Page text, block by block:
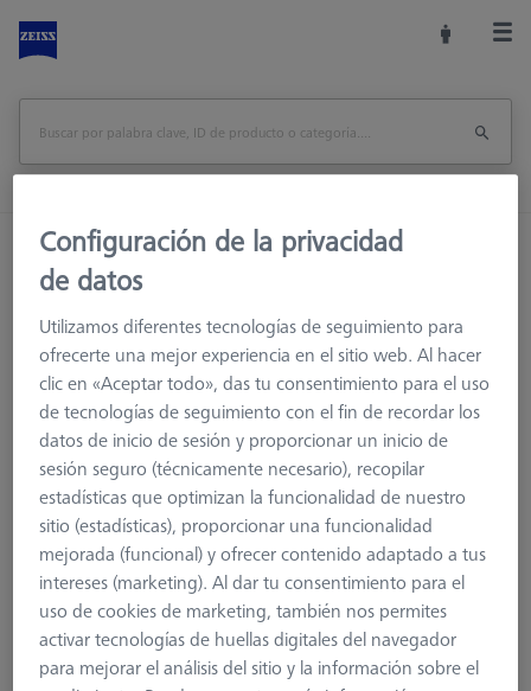
Inicio
Accesorios de la máquina
Accesorios para máquinas de medición
Racks de Sensores
Nivel adicional para MSR X=900
Imprimir página
visión de conjunto
Configuración de la privacidad
de datos
Utilizamos diferentes tecnologías de seguimiento para
ofrecerte una mejor experiencia en el sitio web. Al hacer
clic en «Aceptar todo», das tu consentimiento para el uso
de tecnologías de seguimiento con el fin de recordar los
datos de inicio de sesión y proporcionar un inicio de
sesión seguro (técnicamente necesario), recopilar
estadísticas que optimizan la funcionalidad de nuestro
sitio (estadísticas), proporcionar una funcionalidad
mejorada (funcional) y ofrecer contenido adaptado a tus
intereses (marketing). Al dar tu consentimiento para el
uso de cookies de marketing, también nos permites
activar tecnologías de huellas digitales del navegador
para mejorar el análisis del sitio y la información sobre el